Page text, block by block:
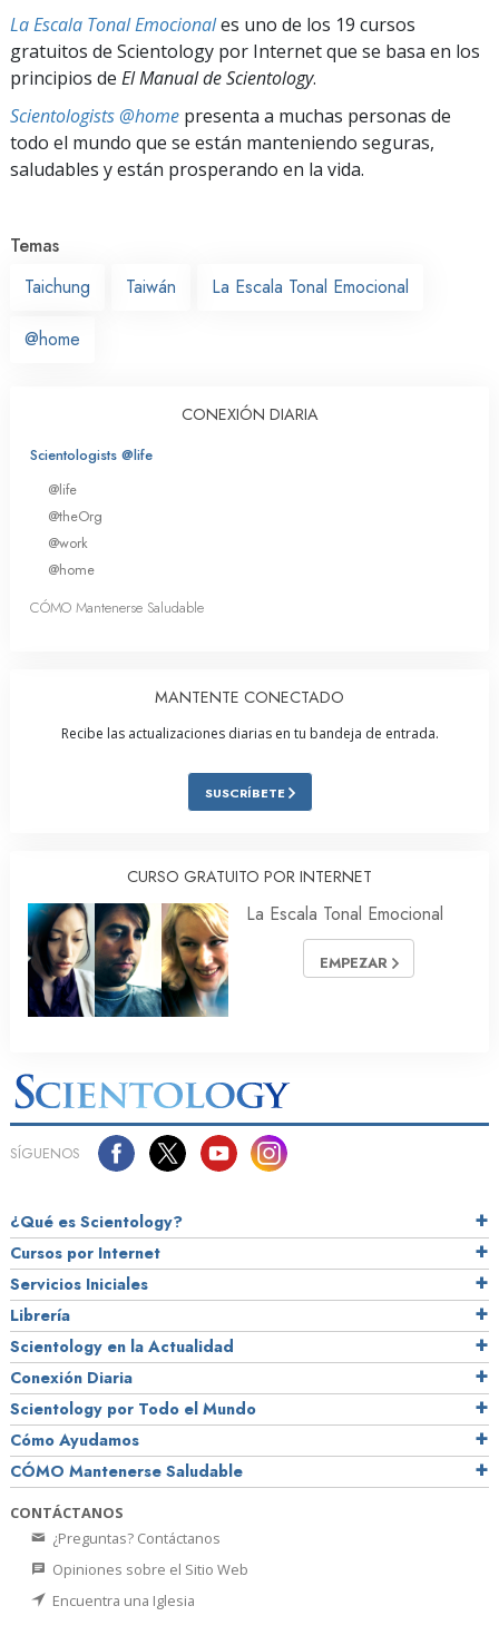
La Escala Tonal Emocionales uno de los 19 cursos
gratuitos de Scientology por Internet que se basa en los
principios de El Manual de Scientology.
Scientologists @home presenta a muchas personas de
todo el mundo que se están manteniendo seguras,
saludables y están prosperando en la vida.
Temas
Taichung
Taiwán La Escala Tonal Emocional
@home
CONEXIÓN DIARIA
Scientologists @life
@life
@theOrg
@work
@home
CÓMO Mantenerse Saludable
MANTENTE CONECTADO
Recibe las actualizaciones diarias en tu bandeja de entrada.
SUSCRÍBETE
CURSO GRATUITO POR INTERNET
La Escala Tonal Emocional
EMPEZAR
SÍGUENOS
¿Qué es Scientology?
Cursos por Internet
Servicios Iniciales
Librería
Scientology en la Actualidad
Conexión Diaria
Scientology por Todo el Mundo
Cómo Ayudamos
CÓMO Mantenerse Saludable
CONTÁCTANOS
¿Preguntas? Contáctanos
Opiniones sobre el Sitio Web
Encuentra una Iglesia